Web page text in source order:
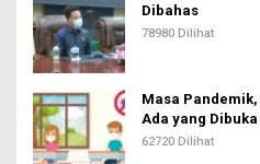
Dibahas
78980 Dilihat
Masa
Ada yang Dibuka
62720 Dilihat